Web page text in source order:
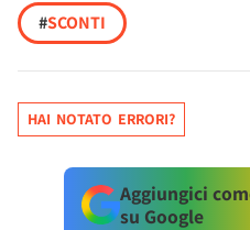
#SCONTI
HAI NOTATO ERRORI?
Aggiungici
su Google